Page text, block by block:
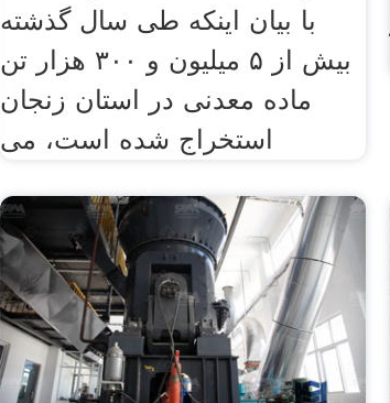
با بیان اینکه طی سال گذشته
بیش از ۵ میلیون و ۳۰۰ هزار تن
ماده معدنی در استان زنجان
استخراج شده است، می